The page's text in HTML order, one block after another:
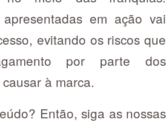
em ação vai
evitando os riscos que
por parte dos
à marca.
Então, siga as nossas